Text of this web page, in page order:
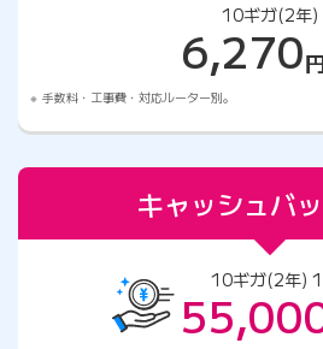
10ギガ(2年)
6,270
手数料・工事費・対応ルーター別。
キャッシュバ
10ギガ(2年)